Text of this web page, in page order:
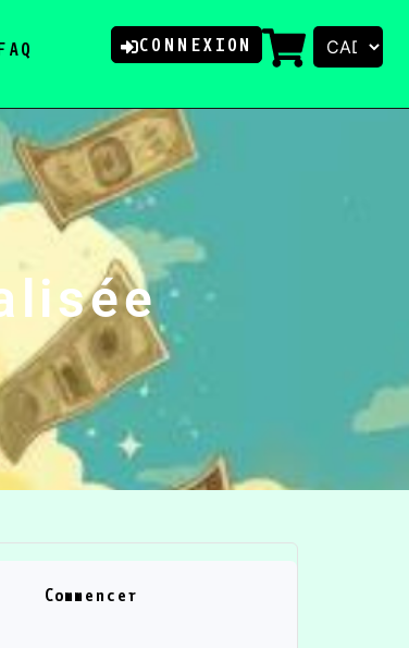
FAQ CONNEXION
Commencer